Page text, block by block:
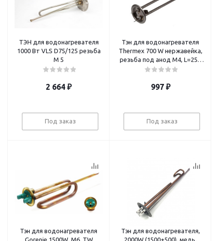
ТЭН для водонагревателя
1000 Вт VLS D75/125 резьба
М 5
2 664 ₽
Под заказ
Тэн для водонагревателя
Thermex 700 W нержавейка,
резьба под анод М4, L=250
мм, фланец 64 мм
997₽
Под заказ
Тэн для водонагревателя
Gorenje 1500W, M6, TW
Тэн для водонагревателя,
2000W (1500+500), медь,